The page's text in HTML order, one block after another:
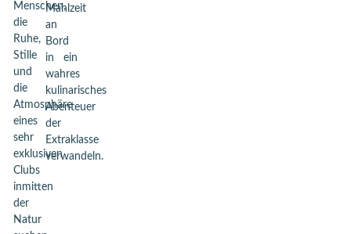
Menschen,
die
Ruhe,
Stille
und
die
Atmosphäre
eines
sehr
exklusiven
Clubs
inmitten
der
Natur
Mahlzeit
an
Bord
in ein
wahres
kulinarisches
Abenteuer
der
Extraklasse
verwandeln.